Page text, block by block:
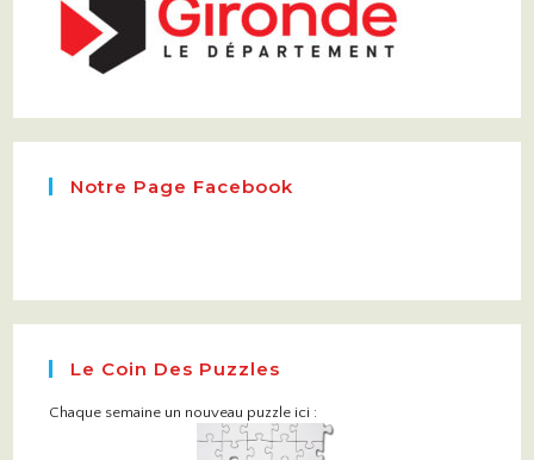
Notre Page Facebook
Le Coin Des Puzzles
Chaque semaine un nouveau puzzle ici :